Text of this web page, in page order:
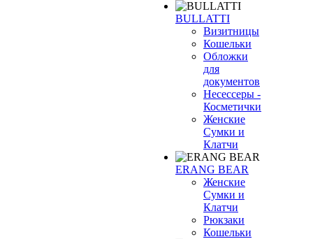
BULLATTI
Визитницы
Кошельки
Обложки
для
документов
Несессеры -
Косметички
Женские
Сумки и
Клатчи
ERANG BEAR
Женские
Сумки и
Клатчи
Рюкзаки
Кошельки